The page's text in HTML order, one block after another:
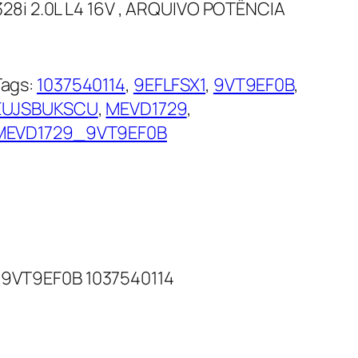
2.0L L4 16V , ARQUIVO POTÊNCIA
1037540114, 9EFLFSX1, 9VT9EF0B
, MEVD1729
1037540114